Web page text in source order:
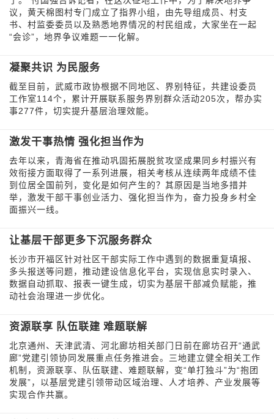
议，黄天棉图村专门成立了指界小组，由先导组成员、村支
书、村监委委员以及熟悉地界情况的村民组成，大家坐在一起
“会诊”，地界争议难题一一化解。
凝聚共识 为民服务
截至目前，武威市政协根据不同地区、界别特征，共建设委员
工作室114个，累计开展联系服务界别群众活动205次，帮办实
事277件，切实提升基层治理效能。
激发干事热情 强化担当作为
去年以来，青海省在推动巩固拓展脱贫攻坚成果同乡村振兴有
效衔接方面取得了一系列进展，相关考核从连续两年成绩不佳
到位居全国前列，变化是如何产生的？其原因是当地多措并
举，激发干部干事创业活力、强化担当作为，奋力投身乡村全
面振兴一线。
让基层干部更多下沉服务群众
长沙市开福区针对社区干部实际工作中遇到的数据重复填报、
多头报送等问题，推动建设信息化平台，实现信息实时录入、
数据自动抓取、报表一键生成，切实为基层干部减负赋能，推
动社会治理进一步优化。
资源联享 队伍联建 难题联解
北京通州、天津武清、河北廊坊相关部门日前在廊坊召开“通武
廊”党建引领协同发展重点任务推进会。三地建立健全相关工作
机制，资源联享、队伍联建、难题联解，变“单打独斗”为“抱团
发展”，以基层党建引领带动区域治理、人才培养、产业发展等
实现合作共赢。